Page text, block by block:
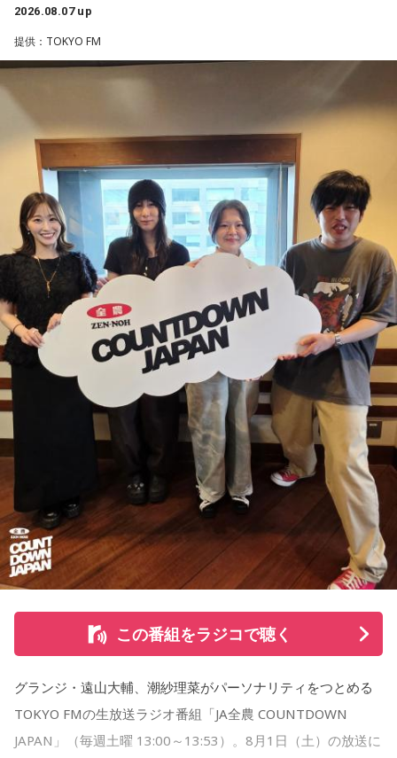
持っている選手だと思いますから、良いエネルギーに変えて
もらいたいなと思います。
この日の放送をradikoタイムフリーで聴く
※放送エリア外の方は、プレミアム会員の登録でご利用いた
だけます。
----------------------------------------------------
＜番組概要＞
番組名：SPORTS BEAT supported by TOYOTA
放送日時：毎週土曜 10:00～10:50
パーソナリティ：藤木直人、高見侑里
番組Webサイト：https://www.tfm.co.jp/beat/
番組公式X：
@SPORTSBEAT_TFM
活躍をどうご覧になられましたか？
山田「球速がすごくて、僕も追いつけるように頑張ります」
2試合に登板してみていかがですか？
山田「自分の持ち味が出せて抑えられることができたので、
そこは1番よかったのかなと思います。試合で投げる、野球が
できる感謝というのも再び感じることができましたし、野球
が楽しかったですね」
――今シーズンの登板はまだ2試合ですが、ヒットを1本も打
たれていないです。
山田「そうなんですか？ 何の意識もしていないです（笑）。
1イニングを無失点で抑える。どれだけピンチを作っても無失
点で抑えるというのが中継ぎの仕事なので、それができたと
いうのは本当にいいことなのかなと思います」
※インタビュアー：文化放送・斉藤一美アナウンサー
◎メールテーマ『鬼事』
TVアニメ『逃げ上手の若君』第2期オープニングテーマ「鬼
事」。中島健人はこの「鬼事」を「日々のイラッとした出来
事」や「心がザワザワした、モヤモヤした事」を表す言葉と
してカジュアルに使っています。そんな、あなたの周りで起
きた「鬼事」を教えてください。
中島健人が、どう立ち回ればよかったのか手を差し伸べま
す。
※ メールの件名は「鬼事」でお願いします。
◎コーナー『人生アイズ相談ドラゴン』
「仕事場の上司、良い人なんだけどここが好きになれなく
「友人と遊んだ時に言われたあの一言がずっとモヤモヤして
「優柔不断な性格のせいで、こんな事が…」
あなたの人生相談を送ってください。その相談を受け、中島
健人が遊戯王の話をします。
※ メールの件名は「決闘」でお願いします。
街の人に調査したら、中島健人が1位にランクインしそうな
「ランキングのタイトルだけ」を送ってきてください。
＜例＞
・家の照明、指パッチンで消してそうランキング
・コンビニで「温めますか？」とか「レジ袋はいります
2026.08.07 up
提供：TOKYO FM
この番組をラジコで聴く
グランジ・遠山大輔、潮紗理菜がパーソナリティをつとめる
TOKYO FMの生放送ラジオ番組「JA全農 COUNTDOWN
JAPAN」（毎週土曜 13:00～13:53）。8月1日（土）の放送に